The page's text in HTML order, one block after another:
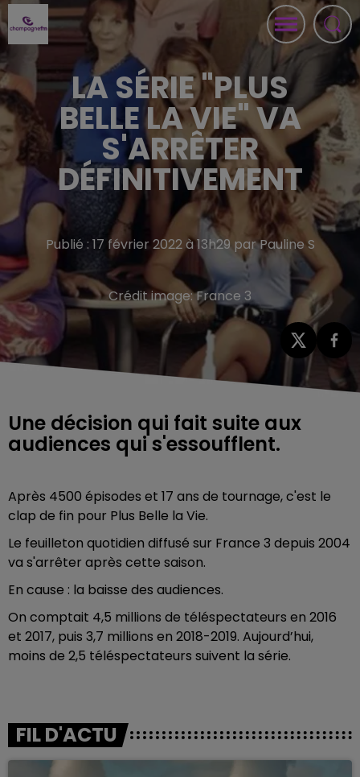
LA SÉRIE "PLUS
BELLE LA VIE" VA
S'ARRÊTER
DÉFINITIVEMENT
Publié : 17 février 2022 à 13h29 par Pauline S
Crédit image:France 3
Une décision qui fait suite aux
audiences qui s'essoufflent.
Après 4500 épisodes et 17 ans de tournage, c'est le
clap de fin pour Plus Belle la Vie.
Le feuilleton quotidien diffusé sur France 3 depuis 2004
va s'arrêter après cette saison.
En cause : la baisse des audiences.
On comptait 4,5 millions de téléspectateurs en 2016
et 2017, puis 3,7 millions en 2018-2019. Aujourd’hui,
moins de 2,5 téléspectateurs suivent la série.
FIL D'ACTU